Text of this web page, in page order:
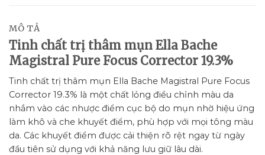
MÔ TẢ
Tinh chất trị thâm mụn Ella Bache
Magistral Pure Focus Corrector 19.3%
Tinh chất trị thâm mụn Ella Bache Magistral Pure Focus
Corrector 19.3% là một chất lỏng điều chỉnh màu da
nhắm vào các nhược điểm cục bộ do mụn nhờ hiệu ứng
làm khô và che khuyết điểm, phù hợp với mọi tông màu
da. Các khuyết điểm được cải thiện rõ rệt ngay từ ngày
đầu tiên sử dụng với khả năng lưu giữ lâu dài.